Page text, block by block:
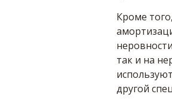
Кроме
так и на
другой